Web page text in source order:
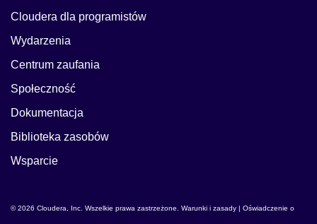
Cloudera dla programistów
Wydarzenia
Centrum zaufania
Społeczność
Dokumentacja
Biblioteka zasobów
Wsparcie
© 2026 Cloudera, Inc. Wszelkie prawa zastrzeżone. Warunki i zasady | Oświadczenie o